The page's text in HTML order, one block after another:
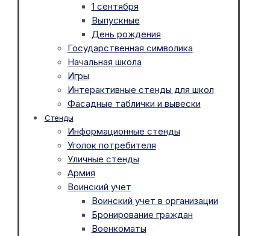
1 сентября
Выпускные
День рождения
Государственная символика
Начальная школа
Игры
Интерактивные стенды для школ
Фасадные таблички и вывески
Стенды
Информационные стенды
Уголок потребителя
Уличные стенды
Армия
Воинский учет
Воинский учет в организации
Бронирование граждан
Военкоматы